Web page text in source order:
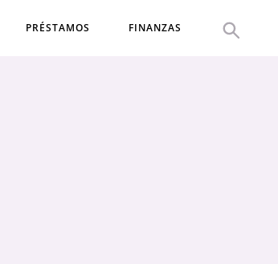
PRÉSTAMOS FINANZAS